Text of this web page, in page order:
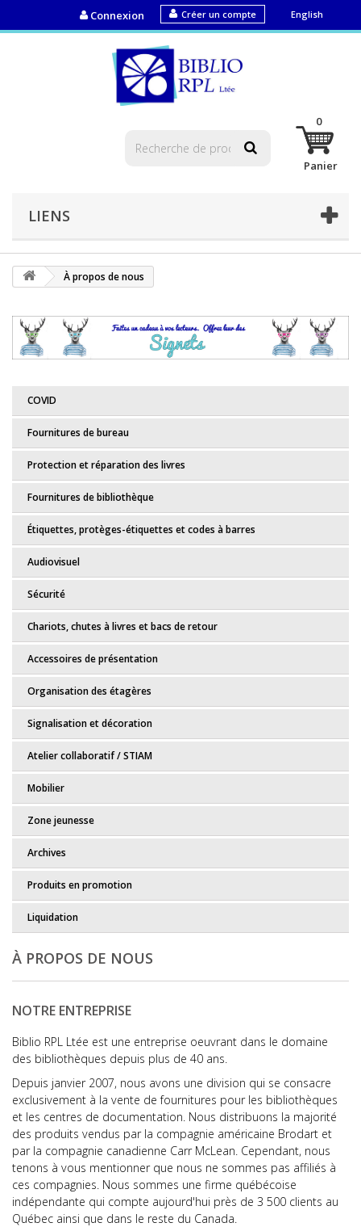
English
Créer un compte
Connexion
0
Panier
LIENS
À propos de nous
COVID
Fournitures de bureau
Protection et réparation des livres
Fournitures de bibliothèque
Étiquettes, protèges-étiquettes et codes à barres
Audiovisuel
Sécurité
Chariots, chutes à livres et bacs de retour
Accessoires de présentation
Organisation des étagères
Signalisation et décoration
Atelier collaboratif / STIAM
Mobilier
Zone jeunesse
Archives
Produits en promotion
Liquidation
À PROPOS DE NOUS
NOTRE ENTREPRISE
Biblio RPL Ltée est une entreprise oeuvrant dans le domaine
des bibliothèques depuis plus de 40 ans.
Depuis janvier 2007, nous avons une division qui se consacre
exclusivement à la vente de fournitures pour les bibliothèques
et les centres de documentation. Nous distribuons la majorité
des produits vendus par la compagnie américaine Brodart et
par la compagnie canadienne Carr McLean. Cependant, nous
tenons à vous mentionner que nous ne sommes pas affiliés à
ces compagnies. Nous sommes une firme québécoise
indépendante qui compte aujourd'hui près de 3 500 clients au
Québec ainsi que dans le reste du Canada.